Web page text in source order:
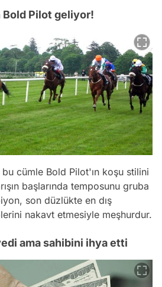
Bold Pilot geliyor!
cümle Bold Pilot'ın koşu stilini
başlarında temposunu gruba
son düzlükte en dış
nakavt etmesiyle meşhurdur.
ama sahibini ihya etti